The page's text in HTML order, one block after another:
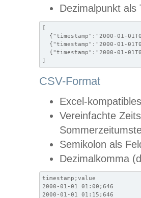
Dezimalpunkt als
[
{"timestamp":"2000-01-
{"timestamp":"2000-01-
{"timestamp":"2000-01-
]
CSV-Format
Excel-
Vereinfachte
Semikolon als
Dezimalkomma
timestamp;value
2000-01-01 01:00;646
2000-01-01 01:15;646